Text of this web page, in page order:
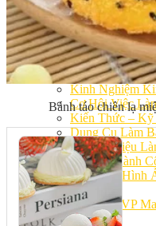
Cách Làm Kẹo
Video
Tin tức
Tin Tổng Hợp
Hướng Nghiệp
Bếp Nhà Kate
Kinh Nghiệm
Cơ Hội Việc
Kiến Thức – Kỹ
Dụng Cụ Làm
Nguyên Liệu
Gương Thành
Thư Viện Hình
Hỏi Đáp
Siêu thị ĐVP
Việc Làm
Bánh táo chiên lạ